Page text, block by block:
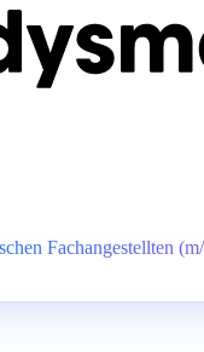
Fachangestellten